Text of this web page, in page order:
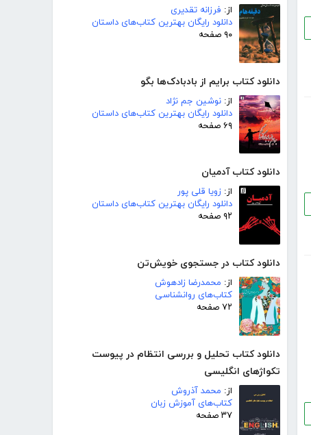
از: فرزانه تقدیری
دانلود رایگان بهترین کتاب‌های داستان
۹۰ صفحه
دانلود کتاب برایم از بادبادک‌ها بگو
از: نوشین جم نژاد
دانلود رایگان بهترین کتاب‌های داستان
۶۹ صفحه
دانلود کتاب آدمیان
از: زویا قلی پور
دانلود رایگان بهترین کتاب‌های داستان
۹۲ صفحه
دانلود کتاب در جستجوی خویش‌تن
از: محمدرضا زادهوش
کتاب‌های روانشناسی
۷۲ صفحه
دانلود کتاب تحلیل و بررسی انتظام در پیوست
تکواژهای انگلیسی
از: محمد آذروش
کتاب‌های آموزش زبان
۳۷ صفحه